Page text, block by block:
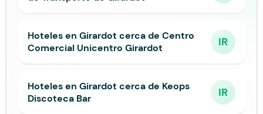
Hoteles en Girardot cerca de Centro
Comercial Unicentro Girardot
IR
Hoteles en Girardot cerca de Keops
Discoteca Bar
IR